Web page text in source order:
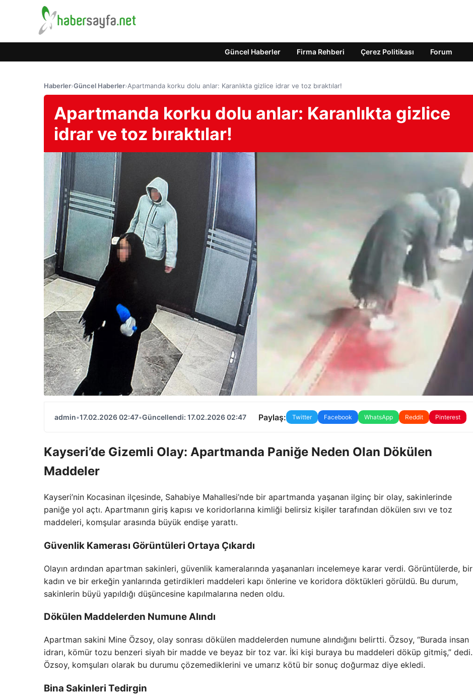
Güncel Haberler Firma Rehberi Çerez Politikası Forum
Haberler›Güncel Haberler›Apartmanda korku dolu anlar: Karanlıkta gizlice idrar ve toz bıraktılar!
Apartmanda korku dolu anlar: Karanlıkta gizlice
idrar ve toz bıraktılar!
admin•17.02.2026 02:47•Güncellendi: 17.02.2026 02:47 Paylaş: Twitter Facebook WhatsApp Reddit Pinterest
Kayseri’de Gizemli Olay: Apartmanda Paniğe Neden Olan Dökülen
Maddeler
Kayseri’nin Kocasinan ilçesinde, Sahabiye Mahallesi’nde bir apartmanda yaşanan ilginç bir olay, sakinlerinde
paniğe yol açtı. Apartmanın giriş kapısı ve koridorlarına kimliği belirsiz kişiler tarafından dökülen sıvı ve toz
maddeleri, komşular arasında büyük endişe yarattı.
Güvenlik Kamerası Görüntüleri Ortaya Çıkardı
Olayın ardından apartman sakinleri, güvenlik kameralarında yaşananları incelemeye karar verdi. Görüntülerde, bir
kadın ve bir erkeğin yanlarında getirdikleri maddeleri kapı önlerine ve koridora döktükleri görüldü. Bu durum,
sakinlerin büyü yapıldığı düşüncesine kapılmalarına neden oldu.
Dökülen Maddelerden Numune Alındı
Apartman sakini Mine Özsoy, olay sonrası dökülen maddelerden numune alındığını belirtti. Özsoy, “Burada insan
idrarı, kömür tozu benzeri siyah bir madde ve beyaz bir toz var. İki kişi buraya bu maddeleri döküp gitmiş,” dedi.
Özsoy, komşuları olarak bu durumu çözemediklerini ve umarız kötü bir sonuç doğurmaz diye ekledi.
Bina Sakinleri Tedirgin